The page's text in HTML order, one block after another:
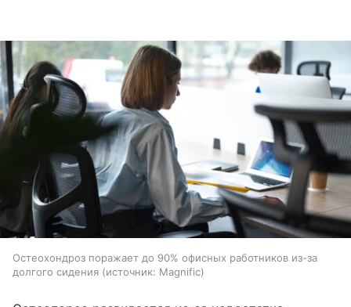
Остеохондроз поражает до 90% офисных работников из-за
долгого сидения
источник: Magnific